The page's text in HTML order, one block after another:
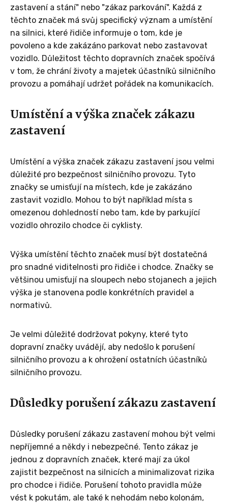
zastavení a stání" nebo "zákaz parkování". Každá z
těchto značek má svůj specifický význam a umístění
na silnici, které řidiče informuje o tom, kde je
povoleno a kde zakázáno parkovat nebo zastavovat
vozidlo. Důležitost těchto dopravních značek spočívá
v tom, že chrání životy a majetek účastníků silničního
provozu a pomáhají udržet pořádek na komunikacích.
Umístění a výška značek zákazu
zastavení
Umístění a výška značek zákazu zastavení jsou velmi
důležité pro bezpečnost silničního provozu. Tyto
značky se umisťují na místech, kde je zakázáno
zastavit vozidlo. Mohou to být například místa s
omezenou dohledností nebo tam, kde by parkující
vozidlo ohrozilo chodce či cyklisty.
Výška umístění těchto značek musí být dostatečná
pro snadné viditelnosti pro řidiče i chodce. Značky se
většinou umisťují na sloupech nebo stojanech a jejich
výška je stanovena podle konkrétních pravidel a
normativů.
Je velmi důležité dodržovat pokyny, které tyto
dopravní značky uvádějí, aby nedošlo k porušení
silničního provozu a k ohrožení ostatních účastníků
silničního provozu.
Důsledky porušení zákazu zastavení
Důsledky porušení zákazu zastavení mohou být velmi
nepříjemné a někdy i nebezpečné. Tento zákaz je
jednou z dopravních značek, které mají za úkol
zajistit bezpečnost na silnicích a minimalizovat rizika
pro chodce i řidiče. Porušení tohoto pravidla může
vést k pokutám, ale také k nehodám nebo kolonám,